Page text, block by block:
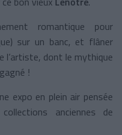
romantique pour
sur un banc, et flâner
l’artiste, dont le mythique
!
expo en plein air pensée
anciennes de